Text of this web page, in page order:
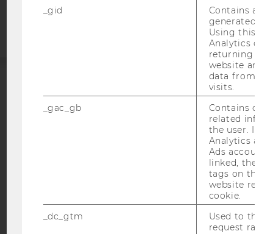
ACCREDITED BY:
_gid
Contains a
generated
Using this
Analytics can
returning
website and
data from
visits.
_gac_gb
Contains
related
the user. If
Analytics and
Ads accounts
linked, the
tags on the
website read
cookie.
_dc_gtm
Used to
request rate.